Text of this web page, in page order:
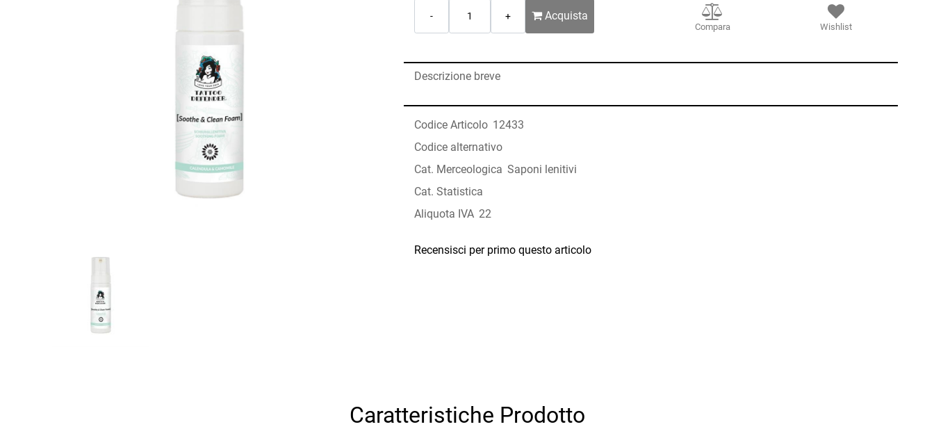
Acquista
Compara Wishlist
Descrizione breve
Codice Articolo 12433
Codice alternativo
Cat. Merceologica Saponi lenitivi
Cat. Statistica
Aliquota IVA 22
Recensisci per primo questo articolo
Caratteristiche Prodotto